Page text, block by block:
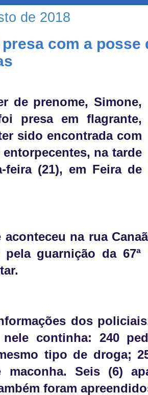
de 2018
com a
de prenome, Simone,
presa em flagrante,
sido encontrada com
na tarde
feira (21), em Feira de
aconteceu na rua
pela guarnição da
dos
continha: 240
tipo de droga;
maconha. Seis (6)
foram